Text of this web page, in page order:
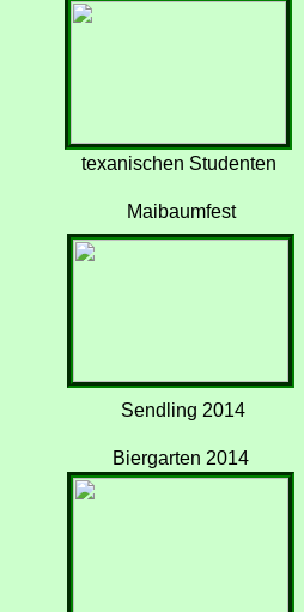
texanischen Studenten
Maibaumfest
Sendling 2014
Biergarten 2014